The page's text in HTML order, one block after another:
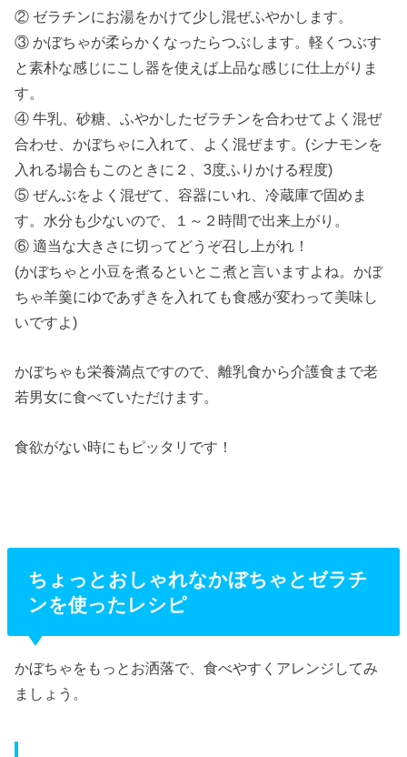
② ゼラチンにお湯をかけて少し混ぜふやかします。
③ かぼちゃが柔らかくなったらつぶします。軽くつぶす
と素朴な感じにこし器を使えば上品な感じに仕上がりま
す。
④ 牛乳、砂糖、ふやかしたゼラチンを合わせてよく混ぜ
合わせ、かぼちゃに入れて、よく混ぜます。(シナモンを
入れる場合もこのときに２、3度ふりかける程度)
⑤ ぜんぶをよく混ぜて、容器にいれ、冷蔵庫で固めま
す。水分も少ないので、１～２時間で出来上がり。
⑥ 適当な大きさに切ってどうぞ召し上がれ！
(かぼちゃと小豆を煮るといとこ煮と言いますよね。かぼ
ちゃ羊羹にゆであずきを入れても食感が変わって美味し
いですよ)
かぼちゃも栄養満点ですので、離乳食から介護食まで老
若男女に食べていただけます。
食欲がない時にもピッタリです！
ちょっとおしゃれなかぼちゃとゼラチ
ンを使ったレシピ
かぼちゃをもっとお洒落で、食べやすくアレンジしてみ
ましょう。